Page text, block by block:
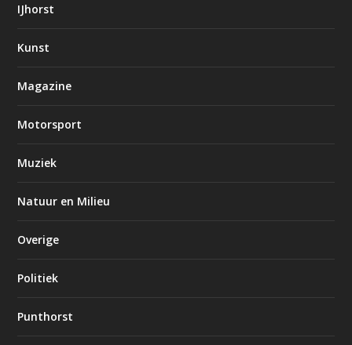
IJhorst
Kunst
Magazine
Motorsport
Muziek
Natuur en Milieu
Overige
Politiek
Punthorst